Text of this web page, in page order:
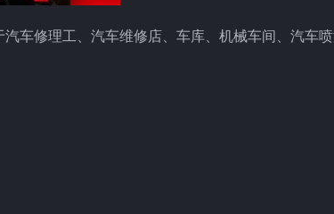
车修理工、汽车维修店、车库、机械车间、汽车